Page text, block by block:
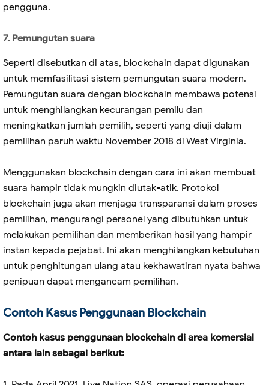
pengguna.
7. Pemungutan suara
Seperti disebutkan di atas, blockchain dapat digunakan
untuk memfasilitasi sistem pemungutan suara modern.
Pemungutan suara dengan blockchain membawa potensi
untuk menghilangkan kecurangan pemilu dan
meningkatkan jumlah pemilih, seperti yang diuji dalam
pemilihan paruh waktu November 2018 di West Virginia.
Menggunakan blockchain dengan cara ini akan membuat
suara hampir tidak mungkin diutak-atik. Protokol
blockchain juga akan menjaga transparansi dalam proses
pemilihan, mengurangi personel yang dibutuhkan untuk
melakukan pemilihan dan memberikan hasil yang hampir
instan kepada pejabat. Ini akan menghilangkan kebutuhan
untuk penghitungan ulang atau kekhawatiran nyata bahwa
penipuan dapat mengancam pemilihan.
Contoh Kasus Penggunaan Blockchain
Contoh kasus penggunaan blockchain di area komersial
antara lain sebagai berikut: